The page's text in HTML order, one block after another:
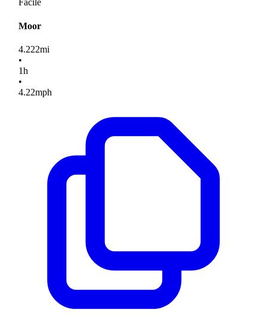
Facile
Moor
4.222mi
•
1h
•
4.22mph